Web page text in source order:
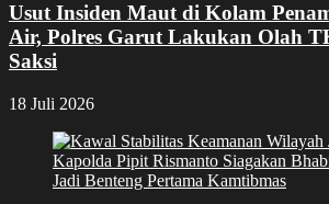
Usut Insiden Maut di Kolam
Air, Polres Garut Lakukan Olah
Saksi
18 Juli 2026